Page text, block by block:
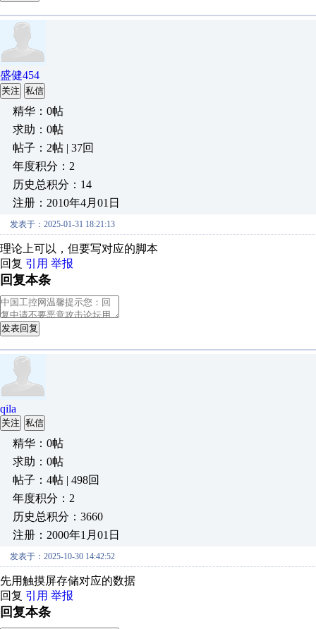
盛健454
关注 私信
精华：0帖
求助：0帖
帖子：2帖 | 37回
年度积分：2
历史总积分：14
注册：2010年4月01日
发表于：2025-01-31 18:21:13
理论上可以，但要写对应的脚本
回复 引用 举报
回复本条
发表回复
qila
关注 私信
精华：0帖
求助：0帖
帖子：4帖 | 498回
年度积分：2
历史总积分：3660
注册：2000年1月01日
发表于：2025-10-30 14:42:52
先用触摸屏存储对应的数据
回复 引用 举报
回复本条